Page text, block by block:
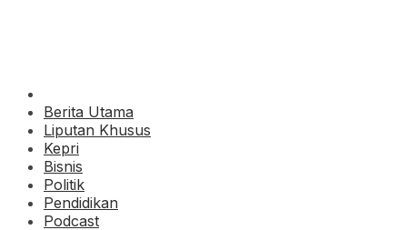
Berita Utama
Liputan Khusus
Kepri
Bisnis
Politik
Pendidikan
Podcast